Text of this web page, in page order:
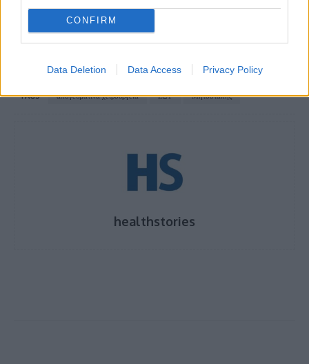
CONFIRM
Data Deletion Data Access Privacy Policy
Πότε πρέπει να σταματά να χειρουργεί ένας
χειρουργός
TAGS απογευματινά χειρουργεία ΕΣΥ Μητσοτάκης
healthstories